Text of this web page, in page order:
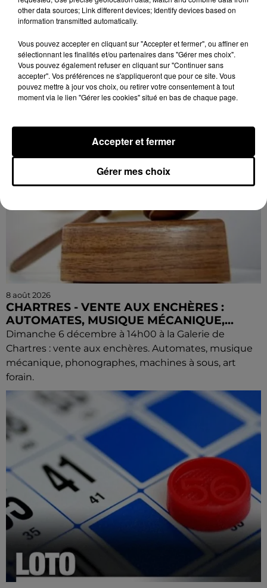
8 août 2026
TSF, TÉLÉPHONES
Mardi 15 décembre à 10h00 à l'espace des ventes du
Coudray : vente aux enchères. TSF. Téléphones.
8 août 2026
CHARTRES - VENTE AUX ENCHÈRES :
AUTOMATES, MUSIQUE MÉCANIQUE,...
Dimanche 6 décembre à 14h00 à la Galerie de
Chartres : vente aux enchères. Automates, musique
mécanique, phonographes, machines à sous, art
forain.
other data sources; Link different devices; Identify devices based on
information transmitted automatically.
Vous pouvez accepter en cliquant sur "Accepter et fermer", ou affiner en
sélectionnant les finalités et/ou partenaires dans "Gérer mes choix".
Vous pouvez également refuser en cliquant sur "Continuer sans
accepter". Vos préférences ne s'appliqueront que pour ce site. Vous
pouvez mettre à jour vos choix, ou retirer votre consentement à tout
moment via le lien "Gérer les cookies" situé en bas de chaque page.
Gérer mes choix
Accepter et fermer